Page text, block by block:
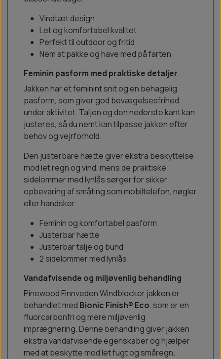
Vindtæt design
Let og komfortabel kvalitet
Perfekt til outdoor og fritid
Nem at pakke og have med på farten
Feminin pasform med praktiske detaljer
Jakken har et feminint snit og en behagelig
pasform, som giver god bevægelsesfrihed
under aktivitet. Taljen og den nederste kant kan
justeres, så du nemt kan tilpasse jakken efter
behov og vejrforhold.
Den justerbare hætte giver ekstra beskyttelse
mod let regn og vind, mens de praktiske
sidelommer med lynlås sørger for sikker
opbevaring af småting som mobiltelefon, nøgler
eller handsker.
Feminin og komfortabel pasform
Justerbar hætte
Justerbar talje og bund
2 sidelommer med lynlås
Vandafvisende og miljøvenlig behandling
Pinewood Finnveden Windblocker jakken er
behandlet med Bionic Finish® Eco, som er en
fluorcarbonfri og mere miljøvenlig
imprægnering. Denne behandling giver jakken
ekstra vandafvisende egenskaber og hjælper
med at beskytte mod let fugt og småregn.